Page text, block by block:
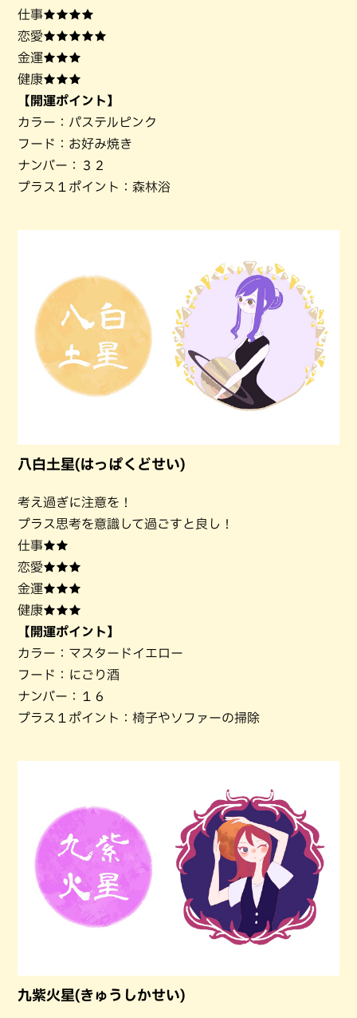
仕事★★★★
恋愛★★★★★
金運★★★
健康★★★
【開運ポイント】
カラー：パステルピンク
フード：お好み焼き
ナンバー：３２
プラス１ポイント：森林浴
八白土星(はっぱくどせい)
考え過ぎに注意を！
プラス思考を意識して過ごすと良し！
仕事★★
恋愛★★★
金運★★★
健康★★★
【開運ポイント】
カラー：マスタードイエロー
フード：にごり酒
ナンバー：１６
プラス１ポイント：椅子やソファーの掃除
九紫火星(きゅうしかせい)